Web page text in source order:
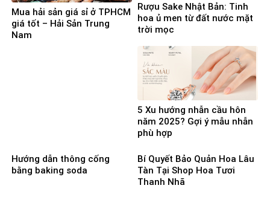
Mua hải sản giá sỉ ở TPHCM
giá tốt – Hải Sản Trung
Nam
Rượu Sake Nhật Bản: Tinh
hoa ủ men từ đất nước mặt
trời mọc
5 Xu hướng nhẫn cầu hôn
năm 2025? Gợi ý mẫu nhẫn
phù hợp
Hướng dẫn thông cống
bằng baking soda
Bí Quyết Bảo Quản Hoa Lâu
Tàn Tại Shop Hoa Tươi
Thanh Nhã